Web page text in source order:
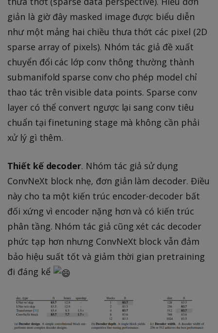
giản là giờ đây masked image được biểu diễn
như một mảng hai chiều thưa thớt các pixel (2D
sparse array of pixels). Nhóm tác giả đề xuất
chuyển đổi các lớp conv thông thường thành
submanifold sparse conv cho phép model chỉ
thao tác trên visible data points. Sparse conv
layer có thể convert ngược lại sang conv tiêu
chuẩn tại finetuning stage mà không cần phải
xử lý gì thêm.
Thiết kế decoder. Nhóm tác giả sử dụng
ConvNeXt block nhẹ, đơn giản làm decoder. Điều
này cho ta một kiến trúc encoder-decoder bất
đối xứng vì encoder nặng hơn và có kiến trúc
phân tầng. Nhóm tác giả cũng xét các decoder
phức tạp hơn nhưng ConvNeXt block vẫn đảm
bảo hiệu suất tốt và giảm thời gian pretraining
đi đáng kể